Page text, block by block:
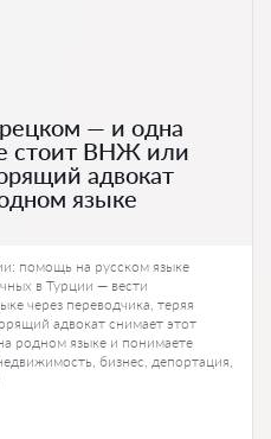
— и одна
стоит ВНЖ или
адвокат
языке
помощь на русском языке
в Турции — вести
через переводчика, теряя
адвокат снимает этот
родном языке и понимаете
бизнес, депортация,